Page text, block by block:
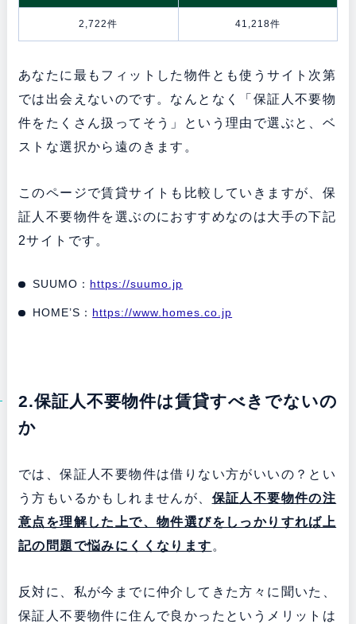
2,722件 41,218件
あなたに最もフィットした物件とも使うサイト次第
では出会えないのです。なんとなく「保証人不要物
件をたくさん扱ってそう」という理由で選ぶと、ベ
ストな選択から遠のきます。
このページで賃貸サイトも比較していきますが、保
証人不要物件を選ぶのにおすすめなのは大手の下記
2サイトです。
SUUMO： https://suumo.jp
HOME’S： https://www.homes.co.jp
2.保証人不要物件は賃貸すべきでないの
か
では、保証人不要物件は借りない方がいいの？とい
う方もいるかもしれませんが、 保証人不要物件の注
意点を理解した上で、物件選びをしっかりすれば上
記の問題で悩みにくくなります。
反対に、私が今までに仲介してきた方々に聞いた、
保証人不要物件に住んで良かったというメリットは